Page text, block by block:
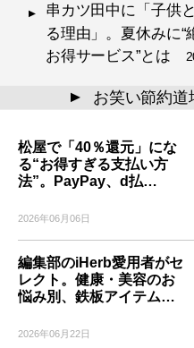
串カツ田中に「子供
る理由」。夏休みに“
お得サービス”とは
▲ お笑い節約道
松屋で「40％還元」にな
る“お得すぎる支払い方
法”。PayPay、d払…
2026年06月06日
編集部のiHerb愛用者がセ
レクト。健康・美容のお
悩み別、鉄板アイテム…
2026年06月22日